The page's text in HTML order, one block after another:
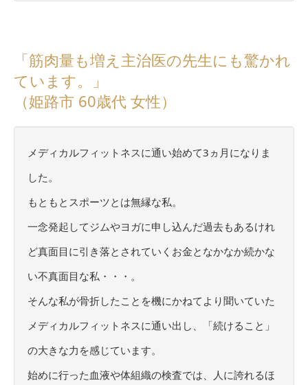
「筋肉量も増え主治医の先生にも驚かれ
ています。」
（姫路市 60歳代 女性）
メディカルフィットネスに通い始めて3ヵ月になりま
した。
もともとスポーツとは無縁な私。
一念発起してジムやヨガに申し込んだ過去もあるけれ
ど真面目に引き落とされていくお金となかなか続かな
い不真面目な私・・・。
そんな私が骨折したことを機にかねてより聞いていた
メディカルフィットネスに通い出し、「続けること」
の大きな力を感じています。
始めに行った血液や体組織の検査では、人に誇れるほ